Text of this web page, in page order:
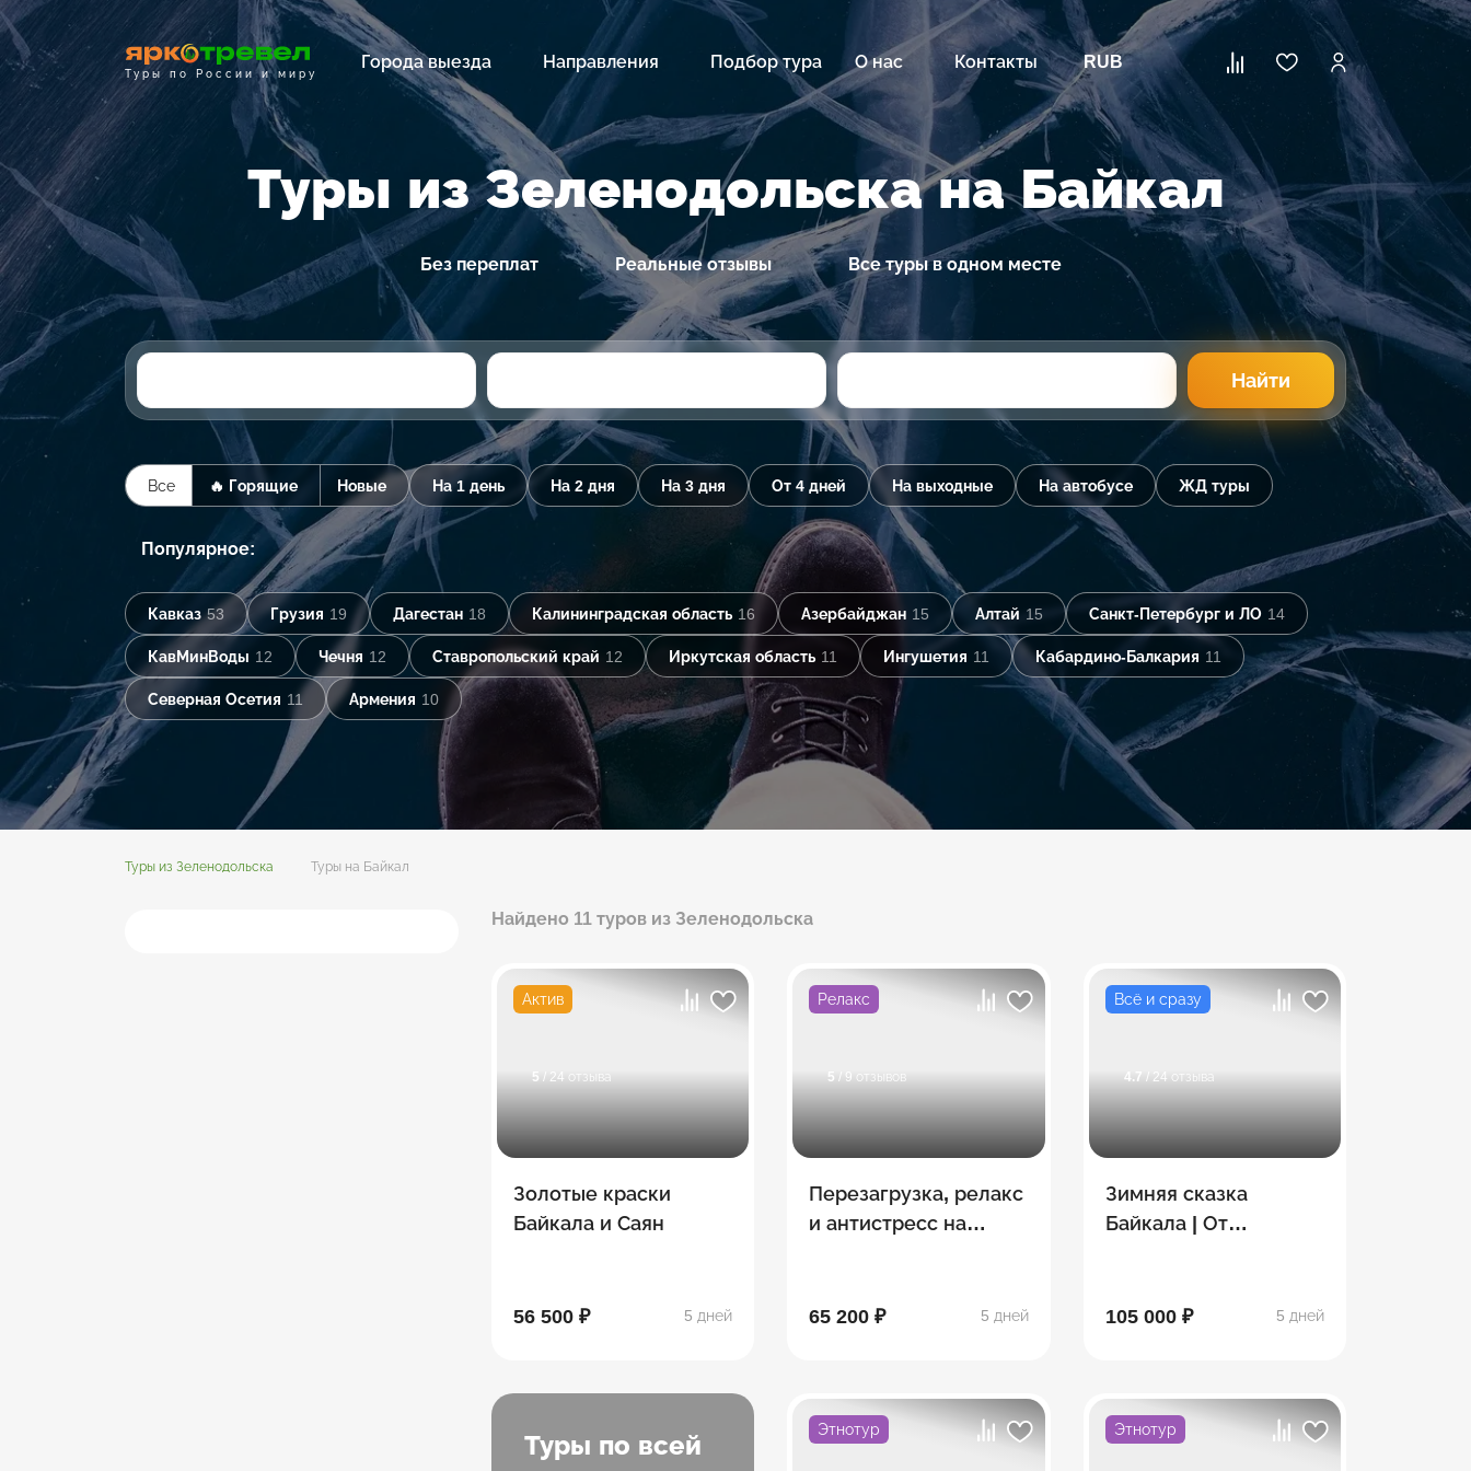
Туры по России и миру
Города выезда Направления Подбор тура О нас Контакты RUB
Туры из Зеленодольска на Байкал
Без переплат Реальные отзывы Все туры в одном месте
Найти
Все 🔥 Горящие Новые На 1 день На 2 дня На 3 дня От 4 дней На выходные На автобусе ЖД туры
Популярное:
Кавказ 53 Грузия 19 Дагестан 18 Калининградская область 16 Азербайджан 15 Алтай 15 Санкт-Петербург и ЛО 14
КавМинВоды 12 Чечня 12 Ставропольский край 12 Иркутская область 11 Ингушетия 11 Кабардино-Балкария 11
Северная Осетия 11 Армения 10
Туры из Зеленодольска Туры на Байкал
Найдено 11 туров из Зеленодольска
Актив
5 / 24 отзыва
Золотые краски
Байкала и Саян
56 500 ₽ 5 дней
Релакс
5 / 9 отзывов
Перезагрузка, релакс
и антистресс на
65 200 ₽ 5 дней
Всё и сразу
4.7 / 24 отзыва
Зимняя сказка
Байкала | От
105 000 ₽
5 дней
Туры по всей
Этнотур Этнотур